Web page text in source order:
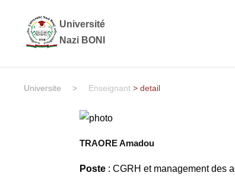
Université
Nazi BONI
Universite > Enseignant > detail
TRAORE Amadou
Poste : CGRH et management des